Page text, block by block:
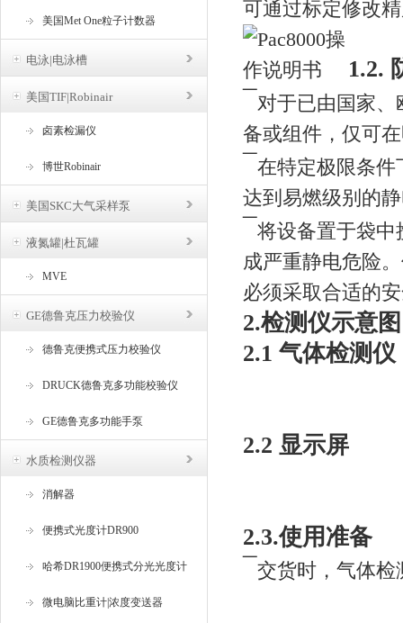
美国Met One粒子计数器
电泳|电泳槽
美国TIF|Robinair
卤素检漏仪
博世Robinair
美国SKC大气采样泵
液氮罐|杜瓦罐
MVE
GE德鲁克压力校验仪
德鲁克便携式压力校验仪
DRUCK德鲁克多功能校验仪
GE德鲁克多功能手泵
水质检测仪器
消解器
便携式光度计DR900
哈希DR1900便携式分光光度计
微电脑比重计|浓度变送器
可通过标定修改
1.2.
¯对于已由国家、
备或组件，仅可
¯在特定极限条件
达到易燃级别的
¯将设备置于袋中
成严重静电危险
必须采取合适的
2.检测仪示意图
2.1 气体检测仪
2.2 显示屏
2.3.使用准备
¯交货时，气体检